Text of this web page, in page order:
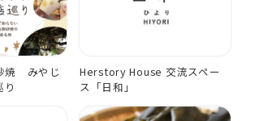
焼 みやじ
Herstory House 交流スペー
ス「日和」